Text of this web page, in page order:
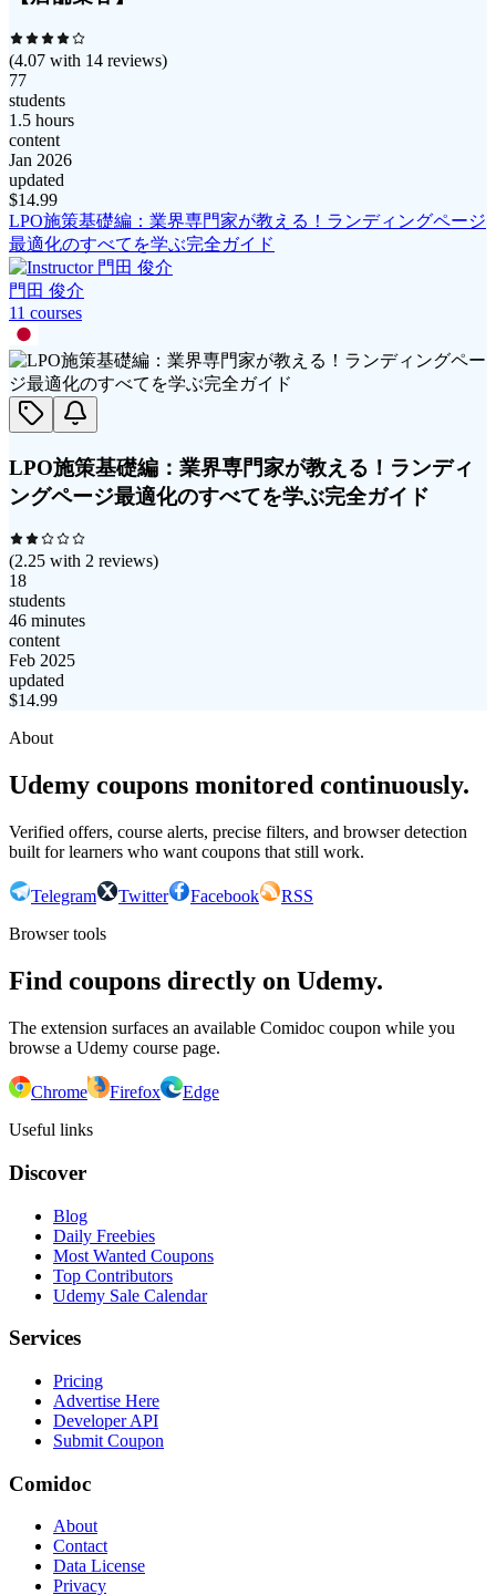
(4.07 with 14 reviews)
77
students
1.5 hours
content
Jan 2026
updated
$14.99
LPO施策基礎編：業界専門家が教える！ランディングページ
最適化のすべてを学ぶ完全ガイド
門田 俊介
11 courses
LPO施策基礎編：業界専門家が教える！ランディ
ングページ最適化のすべてを学ぶ完全ガイド
(2.25 with 2 reviews)
18
students
46 minutes
content
Feb 2025
updated
$14.99
About
Udemy coupons monitored continuously.
Verified offers, course alerts, precise filters, and browser detection
built for learners who want coupons that still work.
Telegram Twitter Facebook
RSS
Browser tools
Find coupons directly on Udemy.
The extension surfaces an available Comidoc coupon while you
browse a Udemy course page.
Chrome Firefox
Edge
Useful links
Discover
Blog
Daily Freebies
Most Wanted Coupons
Top Contributors
Udemy Sale Calendar
Services
Pricing
Advertise Here
Developer API
Submit Coupon
Comidoc
About
Contact
Data License
Privacy